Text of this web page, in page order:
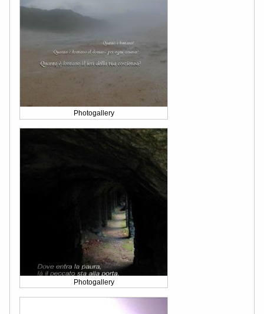
Photogallery
Photogallery